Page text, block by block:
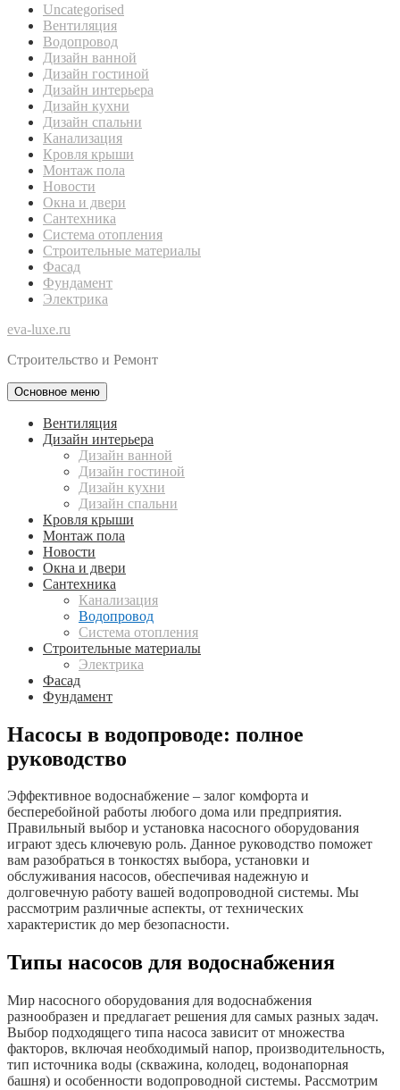
Uncategorised
Вентиляция
Водопровод
Дизайн ванной
Дизайн гостиной
Дизайн интерьера
Дизайн кухни
Дизайн спальни
Канализация
Кровля крыши
Монтаж пола
Новости
Окна и двери
Сантехника
Система отопления
Строительные материалы
Фасад
Фундамент
Электрика
eva-luxe.ru
Строительство и Ремонт
Основное меню
Вентиляция
Дизайн интерьера
Дизайн ванной
Дизайн гостиной
Дизайн кухни
Дизайн спальни
Кровля крыши
Монтаж пола
Новости
Окна и двери
Сантехника
Канализация
Водопровод
Система отопления
Строительные материалы
Электрика
Фасад
Фундамент
Насосы в водопроводе: полное
руководство
Эффективное водоснабжение – залог комфорта и
бесперебойной работы любого дома или предприятия.
Правильный выбор и установка насосного оборудования
играют здесь ключевую роль. Данное руководство поможет
вам разобраться в тонкостях выбора, установки и
обслуживания насосов, обеспечивая надежную и
долговечную работу вашей водопроводной системы. Мы
рассмотрим различные аспекты, от технических
характеристик до мер безопасности.
Типы насосов для водоснабжения
Мир насосного оборудования для водоснабжения
разнообразен и предлагает решения для самых разных задач.
Выбор подходящего типа насоса зависит от множества
факторов, включая необходимый напор, производительность,
тип источника воды (скважина, колодец, водонапорная
башня) и особенности водопроводной системы. Рассмотрим